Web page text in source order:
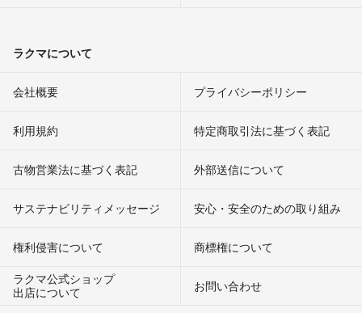
ラクマについて
会社概要 プライバシーポリシー
利用規約 特定商取引法に基づく表記
古物営業法に基づく表記 外部送信について
サステナビリティメッセージ 安心・安全のための取り組み
権利侵害について
商標権について
ラクマ公式ショップ
出店について
お問い合わせ